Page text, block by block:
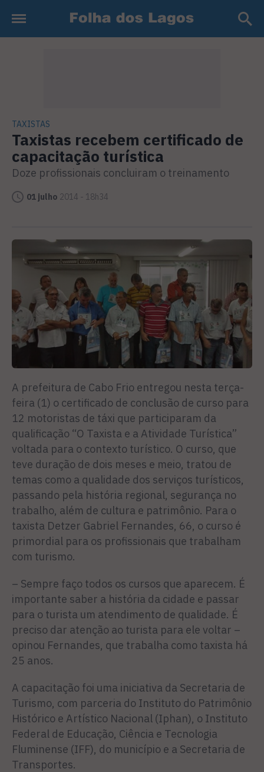
TAXISTAS
Taxistas recebem certificado de
capacitação turística
Doze profissionais concluiram o treinamento
01 julho 2014 - 18h34
A prefeitura de Cabo Frio entregou nesta terça-
feira (1) o certificado de conclusão de curso para
12 motoristas de táxi que participaram da
qualificação “O Taxista e a Atividade Turística”
voltada para o contexto turístico. O curso, que
teve duração de dois meses e meio, tratou de
temas como a qualidade dos serviços turísticos,
passando pela história regional, segurança no
trabalho, além de cultura e patrimônio. Para o
taxista Detzer Gabriel Fernandes, 66, o curso é
primordial para os profissionais que trabalham
com turismo.
– Sempre faço todos os cursos que aparecem. É
importante saber a história da cidade e passar
para o turista um atendimento de qualidade. É
preciso dar atenção ao turista para ele voltar –
opinou Fernandes, que trabalha como taxista há
25 anos.
A capacitação foi uma iniciativa da Secretaria de
Turismo, com parceria do Instituto do Patrimônio
Histórico e Artístico Nacional (Iphan), o Instituto
Federal de Educação, Ciência e Tecnologia
Fluminense (IFF), do município e a Secretaria de
Transportes.